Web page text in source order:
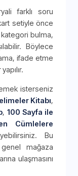
farklı soru
setiyle önce
bulma,
Böylece
ifade etme
isterseniz
Kitabı,
, 100 Sayfa ile
Cümlelere
Bu
mağaza
ulaşmasını